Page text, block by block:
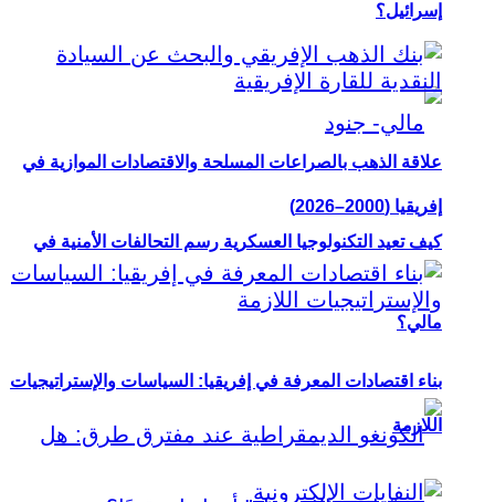
إسرائيل؟
كيف تعيد التكنولوجيا العسكرية رسم التحالفات الأمنية في
مالي؟
علاقة الذهب بالصراعات المسلحة والاقتصادات الموازية في
إفريقيا (2000–2026)
بناء اقتصادات المعرفة في إفريقيا: السياسات والإستراتيجيات
اللازمة